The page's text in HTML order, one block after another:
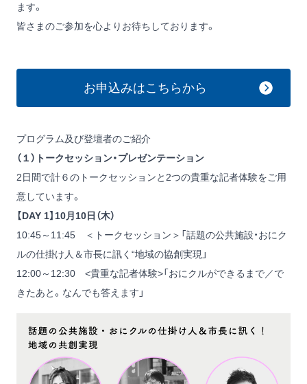
ます。
皆さまのご参加を心よりお待ちしております。
お申込みはこちらから
プログラム及び登壇者のご紹介
（１）トークセッション・プレゼンテーション
2日間で計６のトークセッションと2つの貴重な記者体験をご用
意しています。
【DAY 1】10月10日（木）
10:45～11:45 ＜トークセッション＞「話題の公共施設・おにク
ルの仕掛け人＆市長に訊く“地域の協創実現」
12:00～12:30 <貴重な記者体験>「おにクルができるまで／で
きたあと。なんでも答えます」